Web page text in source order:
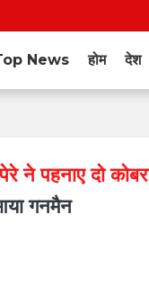
News होम देश
पहनाए दो
गनमैन